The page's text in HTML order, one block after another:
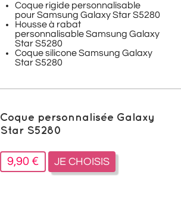
Coque rigide personnalisable
pour Samsung Galaxy Star S5280
Housse à rabat
personnalisable Samsung Galaxy
Star S5280
Coque silicone Samsung Galaxy
Star S5280
Coque personnalisée Galaxy
Star S5280
9,90 € JE CHOISIS